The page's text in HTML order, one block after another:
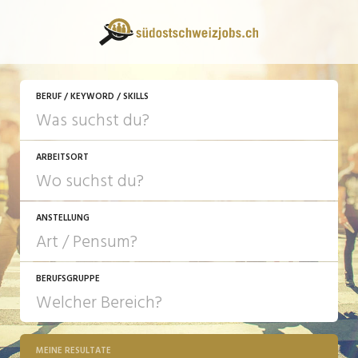
BERUF / KEYWORD / SKILLS
ARBEITSORT
ANSTELLUNG
JOB-TYP
Festanstellung
BERUFSGRUPPE
MEINE RESULTATE